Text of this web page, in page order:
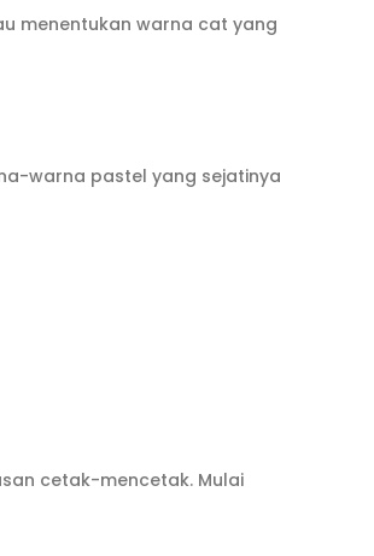
menentukan warna cat yang
warna pastel yang sejatinya
cetak-mencetak. Mulai